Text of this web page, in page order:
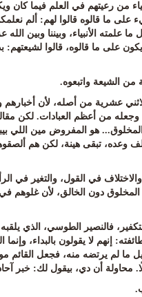
من رعيتهم في العلم فيما كان
على ما قالوه قالوا لهم: ألم
الأنبياء، وبيننا وبين
على ما قالوه، قالوا لشيعتهم:
من الشيعة واتبعوه.
عشرية من أصله، لأن
من أعظم العبادات. لكن
هو المفروض مين اللي
وعده، تبقى هينة، لكن هم
في القول، والتغير في
المخلوق دون الخالق، لأن غلوهم
فالنصير الطوسي، الذي
: إنهم لا يقولون بالبداء،
ما لم يرتضه منه، فجعل
محاولة أن دي، بيقول لك: خبر
.